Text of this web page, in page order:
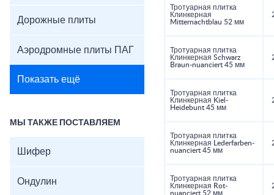
Дорожные плиты
Аэродромные плиты ПАГ
Показать ещё
МЫ ТАКЖЕ ПОСТАВЛЯЕМ
Шифер
Ондулин
Тротуарная плитка
Клинкерная
Mitternachtblau 52 мм
Тротуарная плитка
Клинкерная Schwarz
Braun-nuanciert 45 мм
Тротуарная плитка
Клинкерная Kiel-
Heidebunt 45 мм
Тротуарная плитка
Клинкерная Lederfarben-
nuanciert 45 мм
Тротуарная плитка
Клинкерная Rot-
nuanciert 52 мм